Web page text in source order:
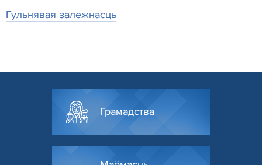
Гульнявая залежнасць
Грамадства